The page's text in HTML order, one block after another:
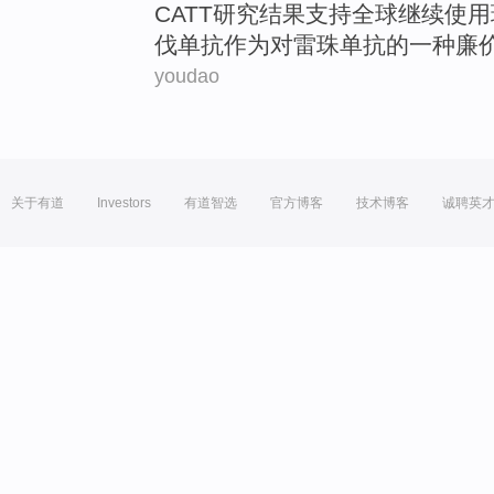
CATT研究结果支持全球继续使用
伐单抗作为对雷珠单抗的一种廉
youdao
关于有道 Investors 有道智选 官方博客 技术博客 诚聘英才